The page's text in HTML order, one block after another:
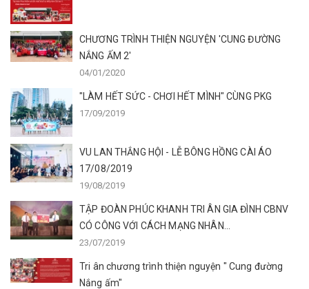
CHƯƠNG TRÌNH THIỆN NGUYỆN 'CUNG ĐƯỜNG
NẮNG ẤM 2'
04/01/2020
"LÀM HẾT SỨC - CHƠI HẾT MÌNH" CÙNG PKG
17/09/2019
VU LAN THẮNG HỘI - LỄ BÔNG HỒNG CÀI ÁO
17/08/2019
19/08/2019
TẬP ĐOÀN PHÚC KHANH TRI ÂN GIA ĐÌNH CBNV
CÓ CÔNG VỚI CÁCH MẠNG NHÂN...
23/07/2019
Tri ân chương trình thiện nguyện " Cung đường
Nắng ấm"